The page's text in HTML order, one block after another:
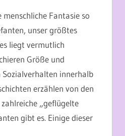
Fantasie so
unser größtes
liegt vermutlich
Größe und
innerhalb
erzählen von den
„geflügelte
gibt es. Einige dieser